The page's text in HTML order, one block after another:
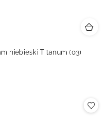
niebieski Titanum (03)